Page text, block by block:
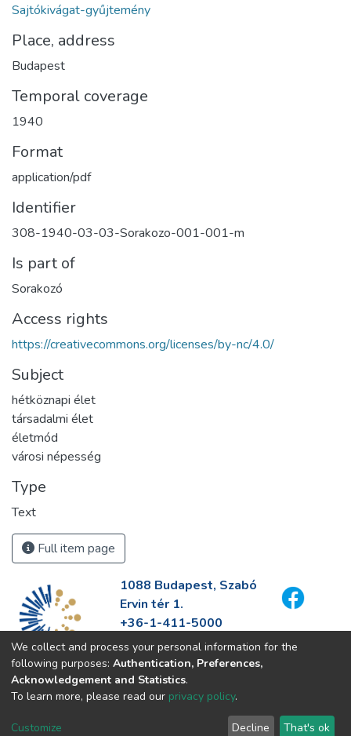
Sajtókivágat-gyűjtemény
Place, address
Budapest
Temporal coverage
1940
Format
application/pdf
Identifier
308-1940-03-03-Sorakozo-001-001-m
Is part of
Sorakozó
Access rights
https://creativecommons.org/licenses/by-nc/4.0/
Subject
hétköznapi élet
társadalmi élet
életmód
városi népesség
Type
Text
Full item page
1088 Budapest, Szabó
Ervin tér 1.
+36-1-411-5000
info@fszek.hu
https://fszek.hu
We collect and process your personal information for the
following purposes: Authentication, Preferences,
Acknowledgement and Statistics.
To learn more, please read our privacy policy.
Customize Decline That's ok